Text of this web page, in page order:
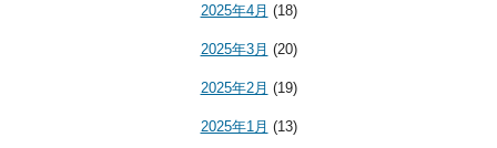
2025年4月 (18)
2025年3月 (20)
2025年2月 (19)
2025年1月 (13)